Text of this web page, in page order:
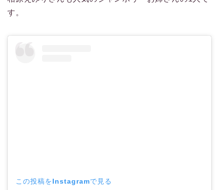
す。
この投稿をInstagramで見る